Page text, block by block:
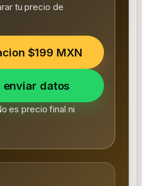
tu precio de
$199 MXN
enviar datos
es precio final ni